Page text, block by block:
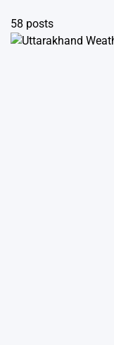
58 posts